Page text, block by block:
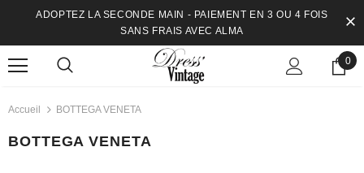
ADOPTEZ LA SECONDE MAIN - PAIEMENT EN 3 OU 4 FOIS
SANS FRAIS AVEC ALMA
0
Accueil BOTTEGA VENETA
BOTTEGA VENETA